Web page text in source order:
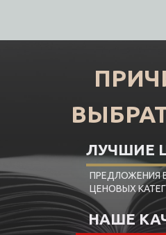
ПРЕДЛОЖЕНИЯ
ЦЕНОВЫХ
ЛУЧШИЕ
НАШЕ